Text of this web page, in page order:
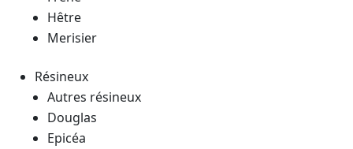
Hêtre
Merisier
Résineux
Autres résineux
Douglas
Epicéa